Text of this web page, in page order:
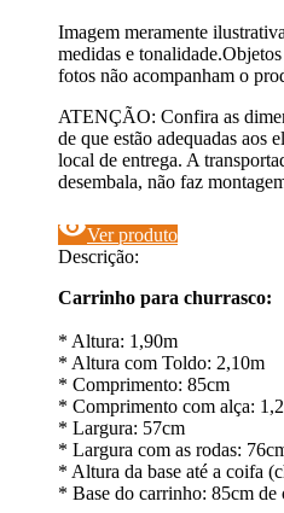
Imagem meramente
medidas e
fotos não acompanham o
ATENÇÃO: Confira as
de que estão adequadas aos
local de entrega. A
desembala, não faz
visibilityVer produto
Descrição:
Carrinho para churrasco:
* Altura: 1,90m
* Altura com Toldo: 2,10m
* Comprimento: 85cm
* Comprimento com alça:
* Largura: 57cm
* Largura com as rodas:
* Altura da base até a coifa
* Base do carrinho: 85cm